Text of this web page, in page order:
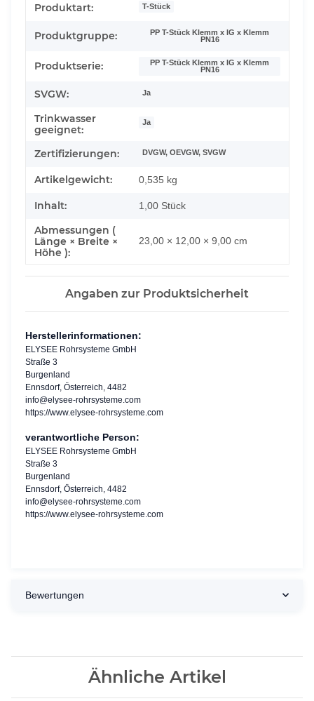
Produktart: T-Stück
Produktgruppe:
PP T-Stück Klemm x IG x Klemm
PN16
Produktserie:
PP T-Stück Klemm x IG x Klemm
PN16
SVGW: Ja
Trinkwasser
geeignet:
Ja
Zertifizierungen: DVGW, OEVGW, SVGW
Artikelgewicht: 0,535 kg
Inhalt: 1,00 Stück
Abmessungen (
Länge × Breite ×
Höhe ):
23,00 × 12,00 × 9,00 cm
Angaben zur Produktsicherheit
Herstellerinformationen:
ELYSEE Rohrsysteme GmbH
Straße 3
Burgenland
Ennsdorf, Österreich, 4482
info@elysee-rohrsysteme.com
https://www.elysee-rohrsysteme.com
verantwortliche Person:
ELYSEE Rohrsysteme GmbH
Straße 3
Burgenland
Ennsdorf, Österreich, 4482
info@elysee-rohrsysteme.com
https://www.elysee-rohrsysteme.com
Bewertungen
Ähnliche Artikel